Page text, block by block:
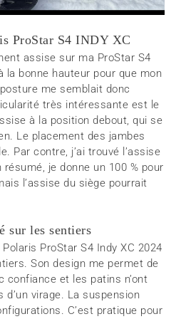
ProStar S4 INDY XC
assise sur ma ProStar S4
la bonne hauteur pour que mon
me semblait donc
très intéressante est le
à la position debout, qui se
Le placement des jambes
Par contre, j’ai trouvé l’assise
je donne un 100 % pour
l’assise du siège pourrait
sur les sentiers
ProStar S4 Indy XC 2024
Son design me permet de
confiance et les patins n’ont
virage. La suspension
C’est pratique pour